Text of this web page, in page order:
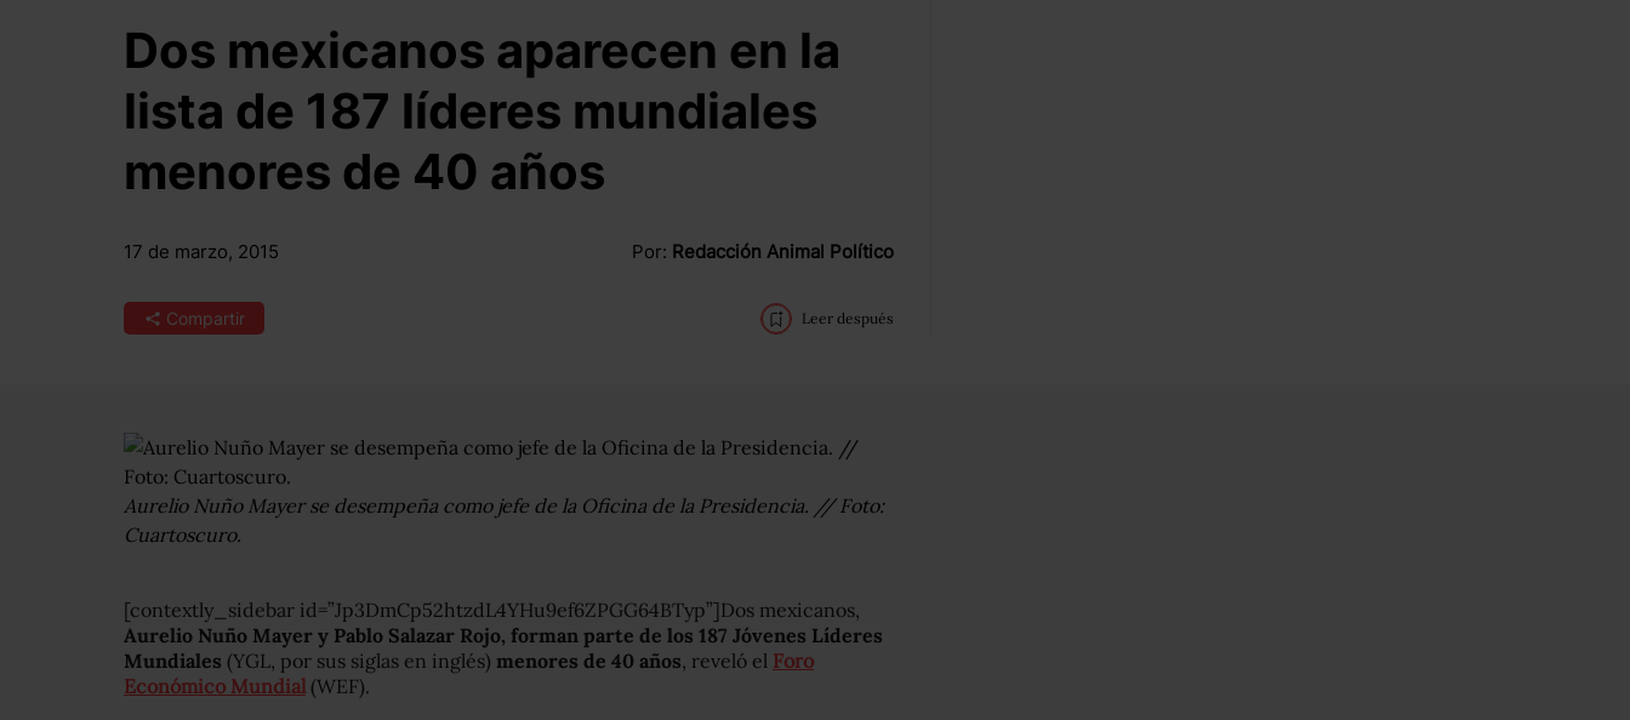
Dos mexicanos aparecen en la
lista de 187 líderes mundiales
menores de 40 años
17 de marzo, 2015 Por: Redacción Animal Político
Compartir Leer después
Aurelio Nuño Mayer se desempeña como jefe de la Oficina de la Presidencia. // Foto:
Cuartoscuro.
[contextly_sidebar id=”Jp3DmCp52htzdL4YHu9ef6ZPGG64BTyp”]Dos mexicanos,
Aurelio Nuño Mayer y Pablo Salazar Rojo, forman parte de los 187 Jóvenes Líderes
Mundiales (YGL, por sus siglas en inglés) menores de 40 años, reveló el Foro
Económico Mundial (WEF).